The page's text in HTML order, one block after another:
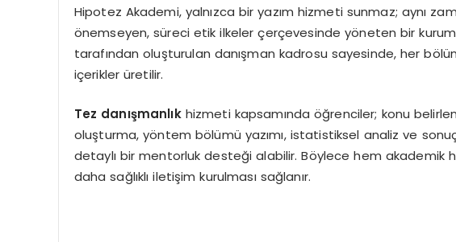
Hipotez Akademi, yalnızca bir yazım hizmeti sunmaz; aynı
önemseyen, süreci etik ilkeler çerçevesinde yöneten bir
tarafından oluşturulan danışman kadrosu sayesinde, her
içerikler üretilir.
Tez danışmanlıkhizmeti kapsamında öğrenciler; konu
oluşturma, yöntem bölümü yazımı, istatistiksel analiz ve
detaylı bir mentorluk desteği alabilir. Böylece hem akademik
daha sağlıklı iletişim kurulması sağlanır.